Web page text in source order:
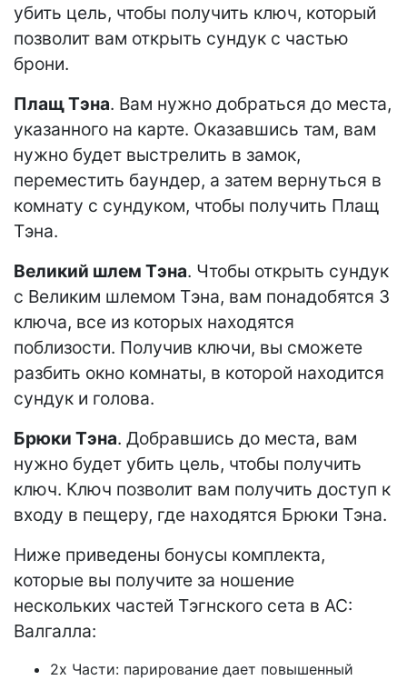
убить цель, чтобы получить ключ, который
позволит вам открыть сундук с частью
брони.
Плащ Тэна. Вам нужно добраться до места,
указанного на карте. Оказавшись там, вам
нужно будет выстрелить в замок,
переместить баундер, а затем вернуться в
комнату с сундуком, чтобы получить Плащ
Тэна.
Великий шлем Тэна. Чтобы открыть сундук
с Великим шлемом Тэна, вам понадобятся 3
ключа, все из которых находятся
поблизости. Получив ключи, вы сможете
разбить окно комнаты, в которой находится
сундук и голова.
Брюки Тэна. Добравшись до места, вам
нужно будет убить цель, чтобы получить
ключ. Ключ позволит вам получить доступ к
входу в пещеру, где находятся Брюки Тэна.
Ниже приведены бонусы комплекта,
которые вы получите за ношение
нескольких частей Тэгнского сета в AC:
Валгалла:
2x Части: парирование дает повышенный